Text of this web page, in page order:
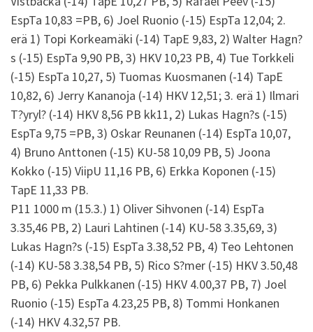
EspTa 10,83 =PB, 6) Joel Ruonio (-15) EspTa 12,04; 2.
erä 1) Topi Korkeamäki (-14) TapE 9,83, 2) Walter Hagn?
s (-15) EspTa 9,90 PB, 3) HKV 10,23 PB, 4) Tue Torkkeli
(-15) EspTa 10,27, 5) Tuomas Kuosmanen (-14) TapE
10,82, 6) Jerry Kananoja (-14) HKV 12,51; 3. erä 1) Ilmari
T?yryl? (-14) HKV 8,56 PB kk11, 2) Lukas Hagn?s (-15)
EspTa 9,75 =PB, 3) Oskar Reunanen (-14) EspTa 10,07,
4) Bruno Anttonen (-15) KU-58 10,09 PB, 5) Joona
Kokko (-15) ViipU 11,16 PB, 6) Erkka Koponen (-15)
TapE 11,33 PB.
P11 1000 m (15.3.) 1) Oliver Sihvonen (-14) EspTa
3.35,46 PB, 2) Lauri Lahtinen (-14) KU-58 3.35,69, 3)
Lukas Hagn?s (-15) EspTa 3.38,52 PB, 4) Teo Lehtonen
(-14) KU-58 3.38,54 PB, 5) Rico S?mer (-15) HKV 3.50,48
PB, 6) Pekka Pulkkanen (-15) HKV 4.00,37 PB, 7) Joel
Ruonio (-15) EspTa 4.23,25 PB, 8) Tommi Honkanen
(-14) HKV 4.32,57 PB.